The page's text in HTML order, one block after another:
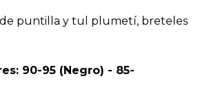
de puntilla y tul plumetí, breteles
90-95 (Negro) - 85-